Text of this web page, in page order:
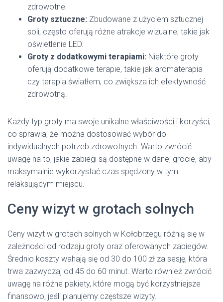
zdrowotne.
Groty sztuczne: Zbudowane z użyciem sztucznej
soli, często oferują różne atrakcje wizualne, takie jak
oświetlenie LED.
Groty z dodatkowymi terapiami: Niektóre groty
oferują dodatkowe terapie, takie jak aromaterapia
czy terapia światłem, co zwiększa ich efektywność
zdrowotną.
Każdy typ groty ma swoje unikalne właściwości i korzyści,
co sprawia, że można dostosować wybór do
indywidualnych potrzeb zdrowotnych. Warto zwrócić
uwagę na to, jakie zabiegi są dostępne w danej grocie, aby
maksymalnie wykorzystać czas spędzony w tym
relaksującym miejscu.
Ceny wizyt w grotach solnych
Ceny wizyt w grotach solnych w Kołobrzegu różnią się w
zależności od rodzaju groty oraz oferowanych zabiegów.
Średnio koszty wahają się od 30 do 100 zł za sesję, która
trwa zazwyczaj od 45 do 60 minut. Warto również zwrócić
uwagę na różne pakiety, które mogą być korzystniejsze
finansowo, jeśli planujemy częstsze wizyty.